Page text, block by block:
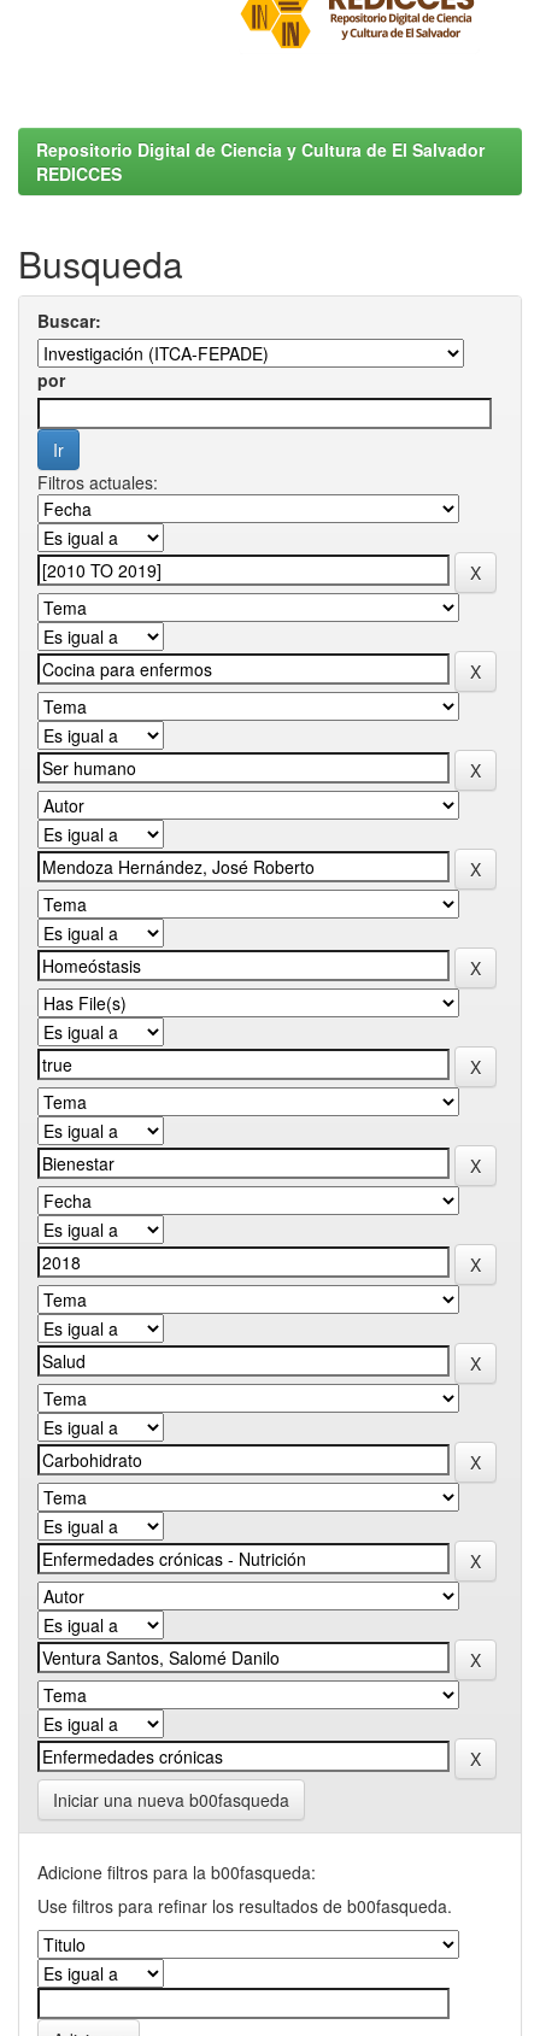
Repositorio Digital de Ciencia y Cultura de El Salvador
REDICCES
Busqueda
Buscar:
por
Filtros actuales:
Iniciar una nueva b00fasqueda
Adicione filtros para la b00fasqueda:
Use filtros para refinar los resultados de b00fasqueda.